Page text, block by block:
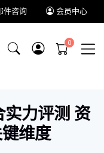
件咨询 会员中心
力评测 资
维度